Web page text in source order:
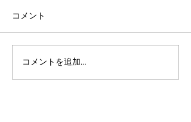
アルゴランドのポスト量
子暗号（PQC）ロードマ
コメント
コメントを追加…